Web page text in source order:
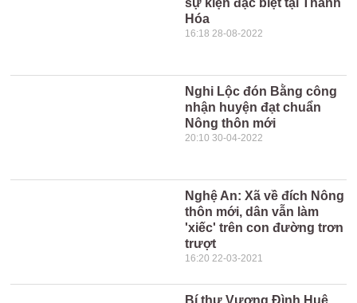
sự kiện đặc biệt tại Thanh
Hóa
16:18 28-08-2022
Nghi Lộc đón Bằng công
nhận huyện đạt chuẩn
Nông thôn mới
20:10 30-04-2022
Nghệ An: Xã về đích Nông
thôn mới, dân vẫn làm
'xiếc' trên con đường trơn
trượt
16:20 22-03-2021
Bí thư Vương Đình Huệ